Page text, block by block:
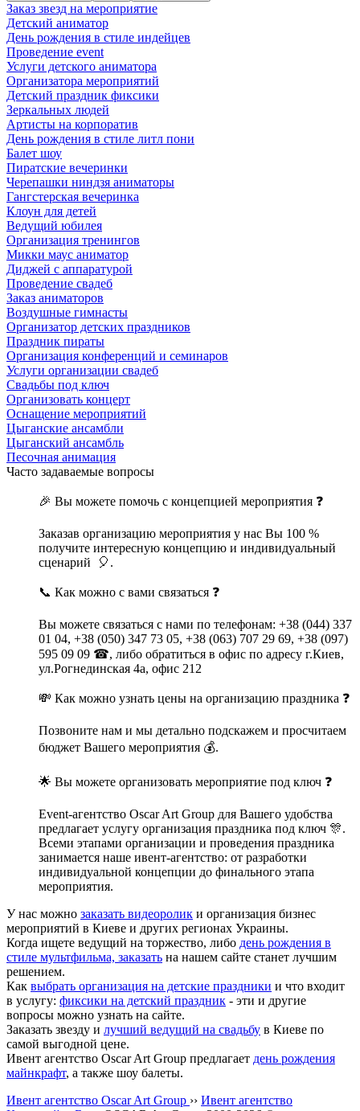
Заказ звезд на мероприятие
Детский аниматор
День рождения в стиле индейцев
Проведение event
Услуги детского аниматора
Организатора мероприятий
Детский праздник фиксики
Зеркальных людей
Артисты на корпоратив
День рождения в стиле литл пони
Балет шоу
Пиратские вечеринки
Черепашки ниндзя аниматоры
Гангстерская вечеринка
Клоун для детей
Ведущий юбилея
Организация тренингов
Микки маус аниматор
Диджей с аппаратурой
Проведение свадеб
Заказ аниматоров
Воздушные гимнасты
Организатор детских праздников
Праздник пираты
Организация конференций и семинаров
Услуги организации свадеб
Свадьбы под ключ
Организовать концерт
Оснащение мероприятий
Цыганские ансамбли
Цыганский ансамбль
Песочная анимация
Часто задаваемые вопросы
🎉 Вы можете помочь с концепцией мероприятия ❓
Заказав организацию мероприятия у нас Вы 100 %
получите интересную концепцию и индивидуальный
сценарий 🎈.
📞 Как можно с вами связаться ❓
Вы можете связаться с нами по телефонам: +38 (044) 337
01 04, +38 (050) 347 73 05, +38 (063) 707 29 69, +38 (097)
595 09 09 ☎, либо обратиться в офис по адресу г.Киев,
ул.Рогнединская 4а, офис 212
💸 Как можно узнать цены на организацию праздника ❓
Позвоните нам и мы детально подскажем и просчитаем
бюджет Вашего мероприятия 💰.
🌟 Вы можете организовать мероприятие под ключ ❓
Еvent-агентство Оscar Art Group для Вашего удобства
предлагает услугу организация праздника под ключ 🎊.
Всеми этапами организации и проведения праздника
занимается наше ивент-агентство: от разработки
индивидуальной концепции до финального этапа
мероприятия.
У нас можно заказать видеоролик и организация бизнес
мероприятий в Киеве и других регионах Украины.
Когда ищете ведущий на торжество, либо день рождения в
стиле мультфильма, заказать на нашем сайте станет лучшим
решением.
Как выбрать организация на детские праздники и что входит
в услугу: фиксики на детский праздник - эти и другие
вопросы можно узнать на сайте.
Заказать звезду и лучший ведущий на свадьбу в Киеве по
самой выгодной цене.
Ивент агентство Оscar Art Group предлагает день рождения
майнкрафт, а также шоу балеты.
Ивент агентство Оscar Art Group ›› Ивент агентство